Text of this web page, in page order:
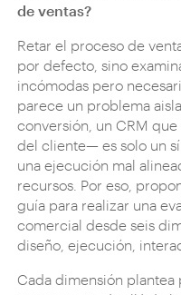
de ventas?
Retar el proceso de
por defecto, sino
incómodas pero
parece un problema
conversión, un CRM
del cliente— es solo un
una ejecución mal
recursos. Por eso,
guía para realizar una
comercial desde seis
diseño, ejecución,
Cada dimensión